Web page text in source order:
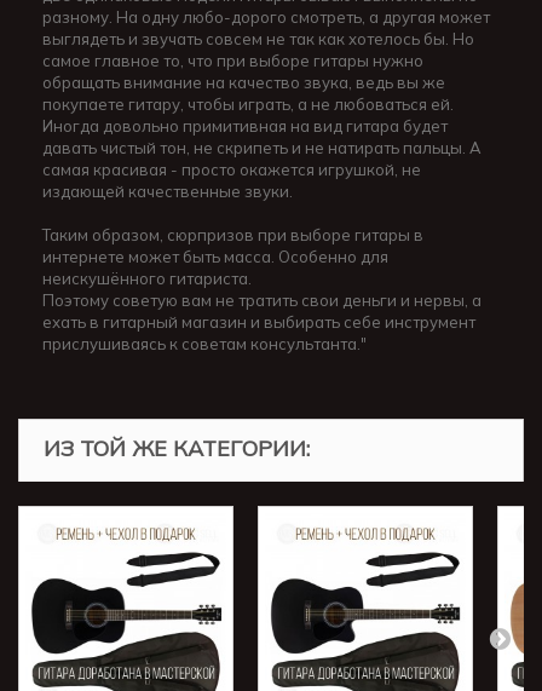
разному. На одну любо-дорого смотреть, а другая может
выглядеть и звучать совсем не так как хотелось бы. Но
самое главное то, что при выборе гитары нужно
обращать внимание на качество звука, ведь вы же
покупаете гитару, чтобы играть, а не любоваться ей.
Иногда довольно примитивная на вид гитара будет
давать чистый тон, не скрипеть и не натирать пальцы. А
самая красивая - просто окажется игрушкой, не
издающей качественные звуки.
Таким образом, сюрпризов при выборе гитары в
интернете может быть масса. Особенно для
неискушённого гитариста.
Поэтому советую вам не тратить свои деньги и нервы, а
ехать в гитарный магазин и выбирать себе инструмент
прислушиваясь к советам консультанта."
ИЗ ТОЙ ЖЕ КАТЕГОРИИ: